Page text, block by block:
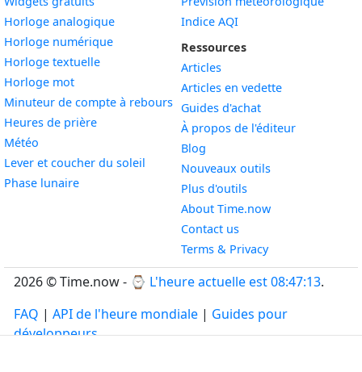
Horloge analogiqueWidget
Horloge numériqueWidget
Horloge textuelleWidget
Horloge motWidget
Minuteur de compte à rebours Widget
Heures de prièreWidget
Météo
Lever et coucher du soleil
Phase lunaireWidget
Indice AQI
Ressources
Articles
Articles en vedette
Guides d'achat
À propos de l'éditeur
Blog
Nouveaux outils
Plus d'outils
About Time.now
Contact us
Terms & Privacy
2026 © Time.now - ⌚ L'heure actuelle est 08:47:14.
FAQ | API de l'heure mondiale | Guides pour
développeurs